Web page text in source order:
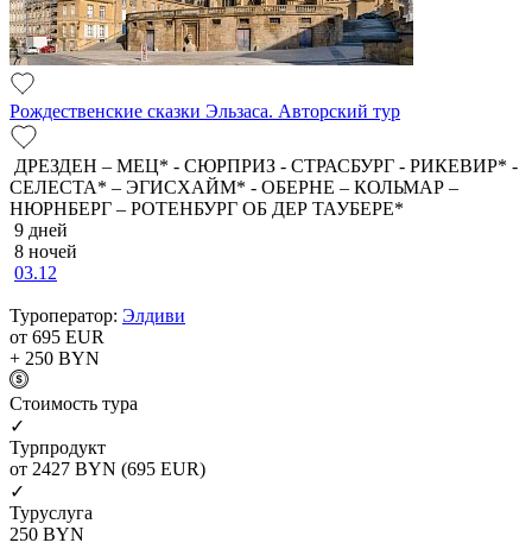
Рождественские сказки Эльзаса. Авторский тур
ДРЕЗДЕН – МЕЦ* - СЮРПРИЗ - СТРАСБУРГ - РИКЕВИР* -
СЕЛЕСТА* – ЭГИСХАЙМ* - ОБЕРНЕ – КОЛЬМАР –
НЮРНБЕРГ – РОТЕНБУРГ ОБ ДЕР ТАУБЕРЕ*
9 дней
8 ночей
03.12
Туроператор: Элдиви
от 695 EUR
+ 250 BYN
Cтоимость тура
✓
Турпродукт
от 2427 BYN (695 EUR)
✓
Туруслуга
250 BYN